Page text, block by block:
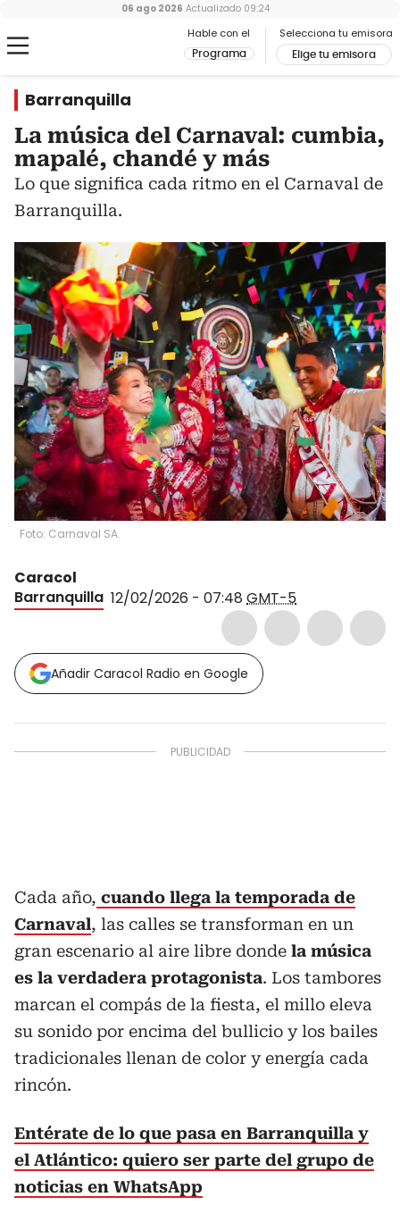
Hable con el
Programa
Selecciona tu emisora
Elige tu emisora
06 ago 2026 Actualizado 09:24
Barranquilla
La música del Carnaval: cumbia,
mapalé, chandé y más
Lo que significa cada ritmo en el Carnaval de
Barranquilla.
Foto: Carnaval SA.
Caracol
Barranquilla 12/02/2026 - 07:48 GMT-5
Añadir Caracol Radio en Google
Cada año, cuando llega la temporada de
Carnaval, las calles se transforman en un
gran escenario al aire libre donde la música
es la verdadera protagonista. Los tambores
marcan el compás de la fiesta, el millo eleva
su sonido por encima del bullicio y los bailes
tradicionales llenan de color y energía cada
rincón.
Entérate de lo que pasa en Barranquilla y
el Atlántico: quiero ser parte del grupo de
noticias en WhatsApp